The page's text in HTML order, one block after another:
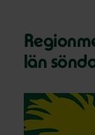
län